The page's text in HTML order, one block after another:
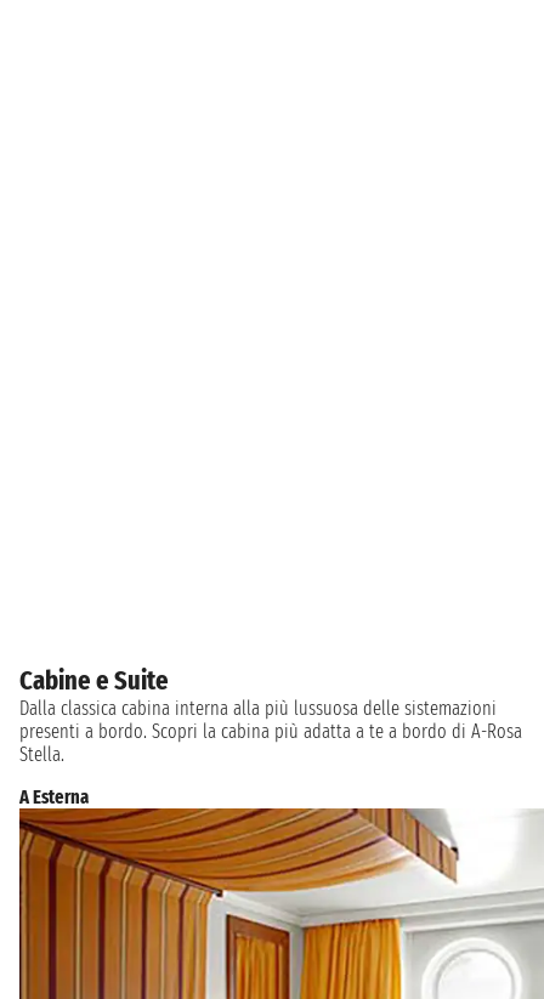
Cabine e Suite
Dalla classica cabina interna alla più lussuosa delle sistemazioni
presenti a bordo. Scopri la cabina più adatta a te a bordo di A-Rosa
Stella.
A Esterna